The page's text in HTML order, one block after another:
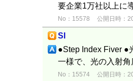
要企業1万社以上に
No：15578 公開日時：
SI
●Step Index Fiver ●
一様で、光の入射
No：15574 公開日時：